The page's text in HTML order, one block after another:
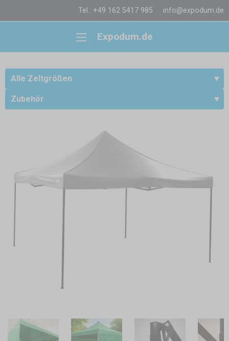
Tel.: +49 162 5417 985 info@expodum.de
Expodum.de
Alle Zeltgrößen
Zubehör